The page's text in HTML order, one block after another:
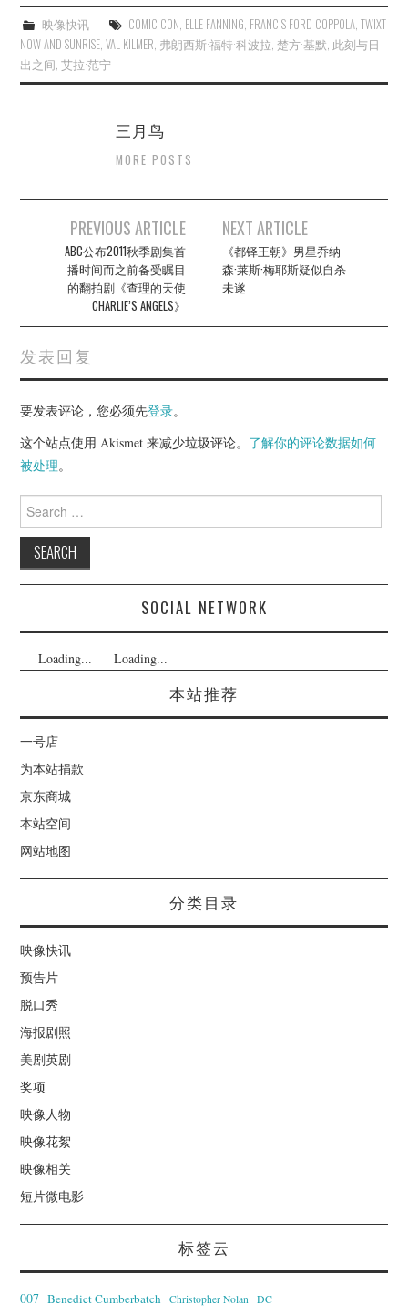
映像快讯 COMIC CON, ELLE FANNING, FRANCIS FORD COPPOLA, TWIXT
NOW AND SUNRISE,VAL KILMER, 弗朗西斯·福特·科波拉,楚方·基默, 此刻与日
出之间,艾拉·范宁
三月鸟
MORE POSTS
navigation
PREVIOUS ARTICLE
ABC公布2011秋季剧集首
播时间而之前备受瞩目
的翻拍剧《查理的天使
CHARLIE’S ANGELS》
NEXT ARTICLE
《都铎王朝》男星乔纳
森·莱斯·梅耶斯疑似自杀
未遂
发表回复
要发表评论，您必须先登录。
这个站点使用 Akismet 来减少垃圾评论。 了解你的评论数据如何
被处理。
Search
for:
SOCIAL NETWORK
Loading... Loading...
本站推荐
一号店
为本站捐款
京东商城
本站空间
网站地图
分类目录
映像快讯
预告片
脱口秀
海报剧照
美剧英剧
奖项
映像人物
映像花絮
映像相关
短片微电影
标签云
007 Benedict Cumberbatch Christopher Nolan DC